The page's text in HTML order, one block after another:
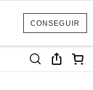
CONSEGUIR